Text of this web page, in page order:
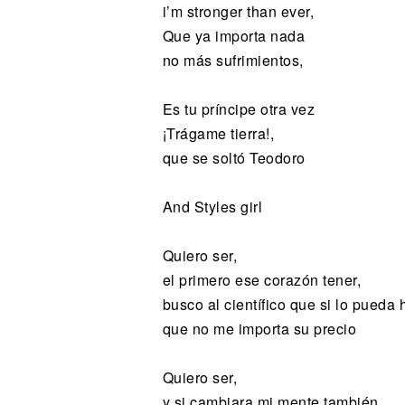
i’m stronger than ever,
Que ya importa nada
no más sufrimientos,
Es tu príncipe otra vez
¡Trágame tierra!,
que se soltó Teodoro
And Styles girl
Quiero ser,
el primero ese corazón tener,
busco al científico que si lo pueda
que no me importa su precio
Quiero ser,